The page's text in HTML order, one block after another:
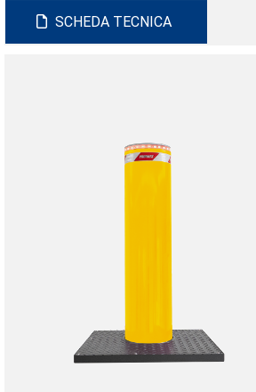
SCHEDA TECNICA